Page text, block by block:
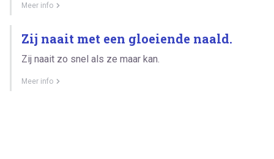
Meer info
Zij naait met een gloeiende naald.
Zij naait zo snel als ze maar kan.
Meer info